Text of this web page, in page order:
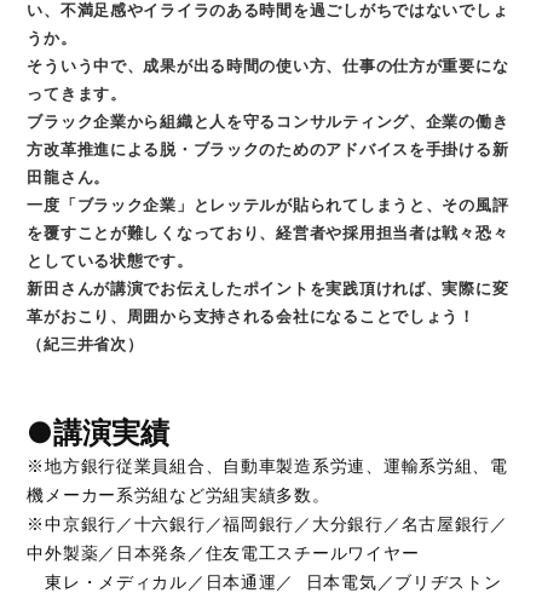
い、不満足感やイライラのある時間を過ごしがちではないでしょ
うか。
そういう中で、成果が出る時間の使い方、仕事の仕方が重要にな
ってきます。
ブラック企業から組織と人を守るコンサルティング、企業の働き
方改革推進による脱・ブラックのためのアドバイスを手掛ける新
田龍さん。
一度「ブラック企業」とレッテルが貼られてしまうと、その風評
を覆すことが難しくなっており、経営者や採用担当者は戦々恐々
としている状態です。
新田さんが講演でお伝えしたポイントを実践頂ければ、実際に変
革がおこり、周囲から支持される会社になることでしょう！
（紀三井省次）
●講演実績
※地方銀行従業員組合、自動車製造系労連、運輸系労組、電
機メーカー系労組など労組実績多数。
※中京銀行／十六銀行／福岡銀行／大分銀行／名古屋銀行／
中外製薬／日本発条／住友電工スチールワイヤー
東レ・メディカル／日本通運／ 日本電気／ブリヂストン